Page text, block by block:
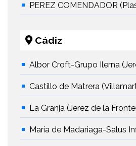
PEREZ COMENDADOR
Cádiz
Albor Croft-Grupo Ilerna
Castillo de Matrera
La Granja (Jerez de la
María de Madariaga-Salus